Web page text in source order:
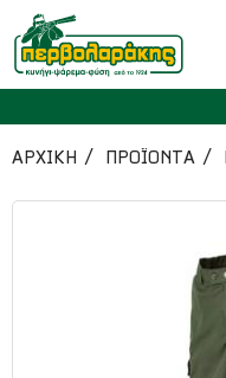
ΑΡΧΙΚΉ ΠΡΟΪΟΝΤΑ